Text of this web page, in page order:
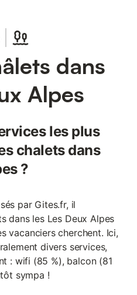
dans
Alpes
les plus
chalets dans
?
par Gites.fr, il
dans les Les Deux Alpes
vacanciers cherchent. Ici,
divers services,
: wifi (85 %), balcon (81
sympa !